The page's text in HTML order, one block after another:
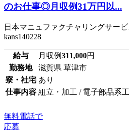
のお仕事◎月収例31万円以...
日本マニュファクチャリングサー
kans140228
給与 月収例311,000円
勤務地
滋賀県 草津市
寮・社宅 あり
仕事内容 組立・加工 / 電子部品系
無料電話で
応募